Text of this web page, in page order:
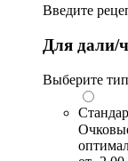
Введите
Для дали/
Выберите